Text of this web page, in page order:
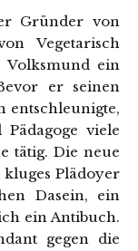
Gründer von
Vegetarisch
ein
er seinen
entschleunigte,
viele
tätig. Die neue
kluges Plädoyer
Dasein, ein
ein Antibuch.
gegen die